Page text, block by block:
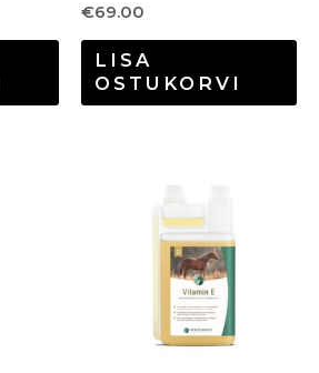
€69.00
LISA
OSTUKORVI